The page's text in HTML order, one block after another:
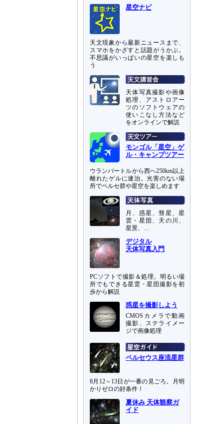
星空ナビ
天文現象から最新ニュースまで、
スマホをかざすと話題がうかぶ。
不思議がいっぱいの星空を楽しも
う
天体写真撮影や画像
処理、アストロアー
ツのソフトウェアの
使いこなし方法など
をオンラインで解説
モンゴル「星空」ゲ
ル・キャンプツアー
ウランバートルから西へ250km以上
離れたゲルに連泊。光害のない場
所でペルセ群や星空を楽しめます
月、惑星、彗星、星
雲・星団、天の川、
星景、…
デジタル
天体写真入門
PCソフトで撮影＆処理。明るい場
所でもできる星雲・星団撮影を初
歩から解説
惑星を撮影しよう
CMOSカメラで動画
撮影、ステライメー
ジで画像処理
ペルセウス座流星群
8月12～13日が一番の見ごろ。月明
かりゼロの好条件！
夏休み 天体観察ガ
イド